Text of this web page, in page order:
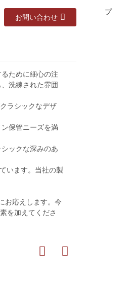
お問い合わせ
ために細心の注
洗練された雰囲
ラシックなデザ
保管ニーズを満
ックな深みのあ
います。当社の製
お応えします。今
を加えてくださ